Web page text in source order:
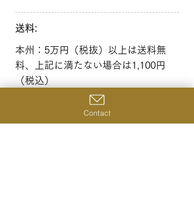
送料:
本州：5万円（税抜）以上は送料無
料、上記に満たない場合は1,100円
（税込）
北海道・沖縄：10万円（税抜）以上
は送料無料、上記に満たない場合は
1,650円（税込）
Contact